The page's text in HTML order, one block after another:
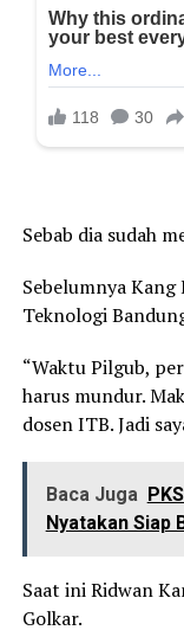
Sebab dia sudah
Sebelumnya
Teknologi
“Waktu Pilgub,
harus mundur.
dosen ITB. Jadi
Baca Juga
Nyatakan Siap
Saat ini Ridwan
Golkar.